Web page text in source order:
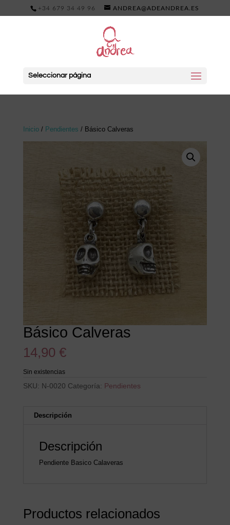
+34 679 34 49 96 ANDREA@ADEANDREA.ES
Seleccionar página
Inicio/ Pendientes / Básico Calveras
Básico Calveras
14,90 €
Sin existencias
SKU: N-0020 Categoría: Pendientes
Descripción
Descripción
Pendiente Basico Calaveras
Productos relacionados